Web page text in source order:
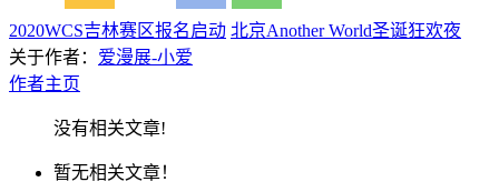
2020WCS吉林赛区报名启动 北京Another World圣诞狂欢夜
关于作者： 爱漫展-小爱
作者主页
没有相关文章!
暂无相关文章！